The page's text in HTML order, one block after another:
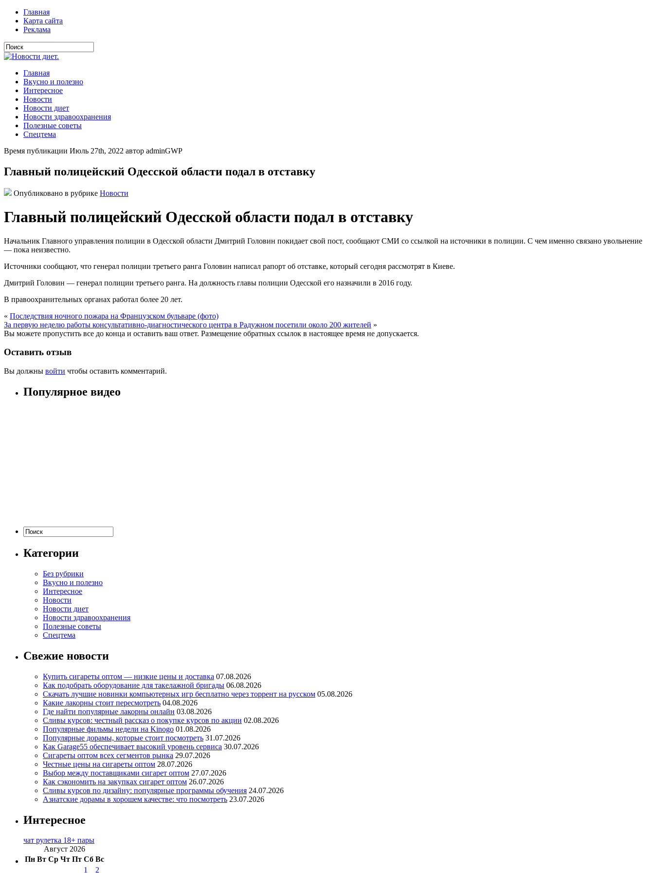
Главная
Карта сайта
Реклама
Главная
Вкусно и полезно
Интересное
Новости
Новости диет
Новости здравоохранения
Полезные советы
Спецтема
Время публикации Июль 27th, 2022 автор adminGWP
Главный полицейский Одесской области подал в отставку
Опубликовано в рубрике Новости
Главный полицейский Одесской области подал в отставку
Начальник Главного управления полиции в Одесской области Дмитрий Головин покидает свой пост, сообщают СМИ со ссылкой на источники в полиции. С чем именно связано увольнение
— пока неизвестно.
Источники сообщают, что генерал полиции третьего ранга Головин написал рапорт об отставке, который сегодня рассмотрят в Киеве.
Дмитрий Головин — генерал полиции третьего ранга. На должность главы полиции Одесской его назначили в 2016 году.
В правоохранительных органах работал более 20 лет.
« Последствия ночного пожара на Французском бульваре (фото)
За первую неделю работы консультативно-диагностического центра в Радужном посетили около 200 жителей »
Вы можете пропустить все до конца и оставить ваш ответ. Размещение обратных ссылок в настоящее время не допускается.
Оставить отзыв
Вы должны войти чтобы оставить комментарий.
Популярное видео
Категории
Без рубрики
Вкусно и полезно
Интересное
Новости
Новости диет
Новости здравоохранения
Полезные советы
Спецтема
Свежие новости
Купить сигареты оптом — низкие цены и доставка 07.08.2026
Как подобрать оборудование для такелажной бригады 06.08.2026
Скачать лучшие новинки компьютерных игр бесплатно через торрент на русском 05.08.2026
Какие лакорны стоит пересмотреть 04.08.2026
Где найти популярные лакорны онлайн 03.08.2026
Сливы курсов: честный рассказ о покупке курсов по акции 02.08.2026
Популярные фильмы недели на Kinogo 01.08.2026
Популярные дорамы, которые стоит посмотреть 31.07.2026
Как Garage55 обеспечивает высокий уровень сервиса 30.07.2026
Сигареты оптом всех сегментов рынка 29.07.2026
Честные цены на сигареты оптом 28.07.2026
Выбор между поставщиками сигарет оптом 27.07.2026
Как сэкономить на закупках сигарет оптом 26.07.2026
Сливы курсов по дизайну: популярные программы обучения 24.07.2026
Азиатские дорамы в хорошем качестве: что посмотреть 23.07.2026
Интересное
чат рулетка 18+ пары
Август 2026
Пн Вт Ср Чт Пт Сб Вс
1
2